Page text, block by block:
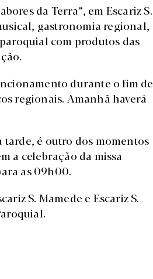
da Terra”, em Escariz S.
gastronomia regional,
com produtos das
durante o fim de
regionais. Amanhã haverá
tarde, é outro dos momentos
a celebração da missa
as 09h00.
S. Mamede e Escariz S.